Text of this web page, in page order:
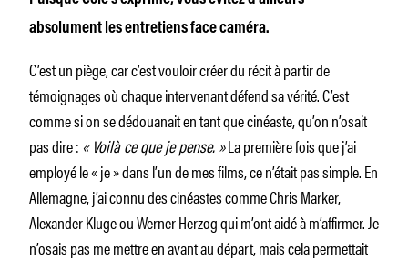
absolument les entretiens face caméra.
C’est un piège, car c’est vouloir créer du récit à partir de
témoignages où chaque intervenant défend sa vérité. C’est
comme si on se dédouanait en tant que cinéaste, qu’on n’osait
pas dire : « Voilà ce que je pense. »La première fois que j’ai
employé le « je » dans l’un de mes films, ce n’était pas simple. En
Allemagne, j’ai connu des cinéastes comme Chris Marker,
Alexander Kluge ou Werner Herzog qui m’ont aidé à m’affirmer. Je
n’osais pas me mettre en avant au départ, mais cela permettait